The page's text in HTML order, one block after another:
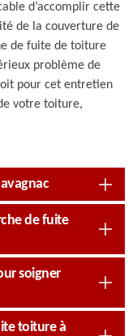
d’accomplir cette
de la couverture de
de fuite de toiture
problème de
pour cet entretien
votre toiture,
de fuite
soigner
toiture à